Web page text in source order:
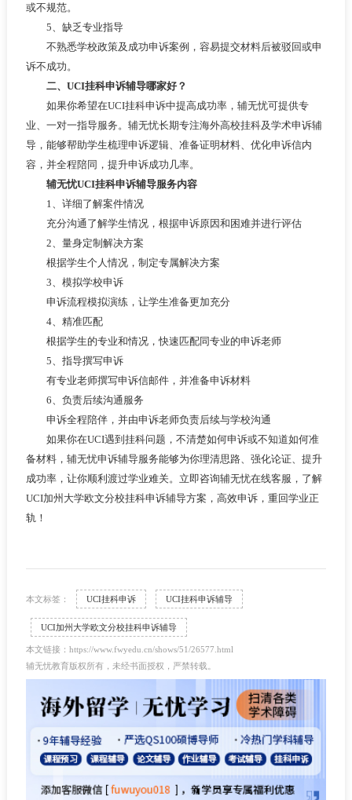
或不规范。
5、缺乏专业指导
不熟悉学校政策及成功申诉案例，容易提交材料后被驳回或申
诉不成功。
二、UCI挂科申诉辅导哪家好？
如果你希望在UCI挂科申诉中提高成功率，辅无忧可提供专
业、一对一指导服务。辅无忧长期专注海外高校挂科及学术申诉辅
导，能够帮助学生梳理申诉逻辑、准备证明材料、优化申诉信内
容，并全程陪同，提升申诉成功几率。
辅无忧UCI挂科申诉辅导服务内容
1、详细了解案件情况
充分沟通了解学生情况，根据申诉原因和困难并进行评估
2、量身定制解决方案
根据学生个人情况，制定专属解决方案
3、模拟学校申诉
申诉流程模拟演练，让学生准备更加充分
4、精准匹配
根据学生的专业和情况，快速匹配同专业的申诉老师
5、指导撰写申诉
有专业老师撰写申诉信邮件，并准备申诉材料
6、负责后续沟通服务
申诉全程陪伴，并由申诉老师负责后续与学校沟通
如果你在UCI遇到挂科问题，不清楚如何申诉或不知道如何准
备材料，辅无忧申诉辅导服务能够为你理清思路、强化论证、提升
成功率，让你顺利渡过学业难关。立即咨询辅无忧在线客服，了解
UCI加州大学欧文分校挂科申诉辅导方案，高效申诉，重回学业正
轨！
本文标签： UCI挂科申诉 UCI挂科申诉辅导
UCI加州大学欧文分校挂科申诉辅导
本文链接：https://www.fwyedu.cn/shows/51/26577.html
辅无忧教育版权所有，未经书面授权，严禁转载。